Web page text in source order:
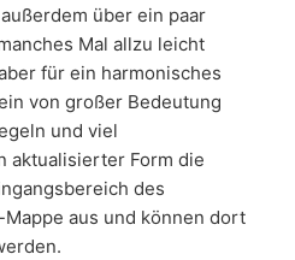
über ein paar
Mal allzu leicht
für ein harmonisches
von großer Bedeutung
und viel
aktualisierter Form die
des
aus und können dort